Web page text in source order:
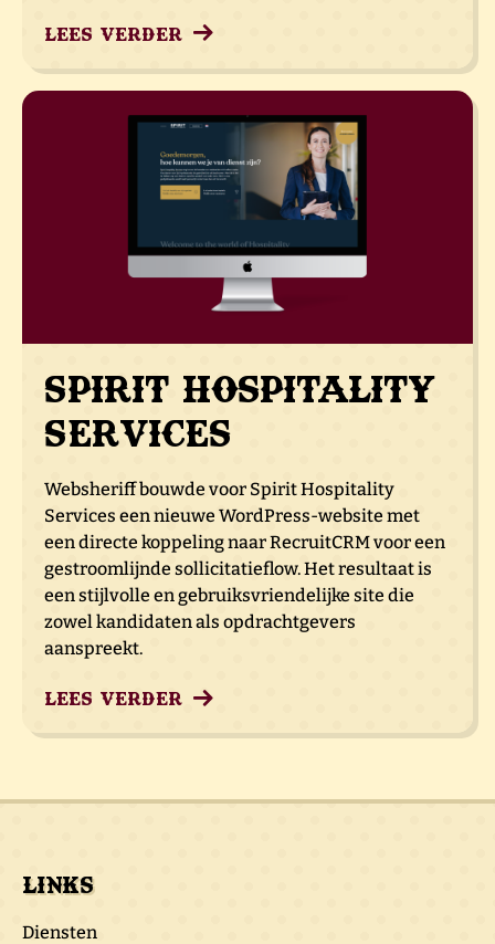
Lees verder
Spirit Hospitality
Services
Websheriff bouwde voor Spirit Hospitality
Services een nieuwe WordPress-website met
een directe koppeling naar RecruitCRM voor een
gestroomlijnde sollicitatieflow. Het resultaat is
een stijlvolle en gebruiksvriendelijke site die
zowel kandidaten als opdrachtgevers
aanspreekt.
Lees verder
Links
Diensten